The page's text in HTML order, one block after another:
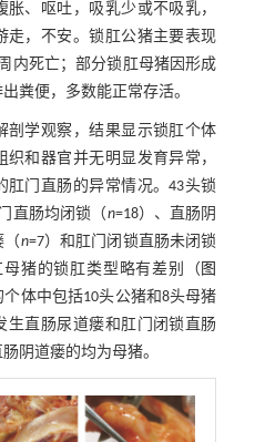
、呕吐，吸乳少或不吸乳，
走，不安。锁肛公猪主要表现
内死亡；部分锁肛母猪因形成
粪便，多数能正常存活。
剖学观察，结果显示锁肛个体
和器官并无明显发育异常，
肛门直肠的异常情况。43头锁
直肠均闭锁（n=18）、直肠阴
（n=7）和肛门闭锁直肠未闭锁
猪的锁肛类型略有差别（ 图
体中包括10头公猪和8头母猪
生直肠尿道瘘和肛门闭锁直肠
阴道瘘的均为母猪。